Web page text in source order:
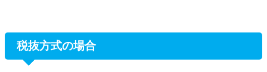
税抜方式の場合